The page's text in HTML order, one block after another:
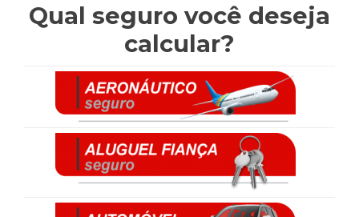
Qual seguro você deseja
calcular?